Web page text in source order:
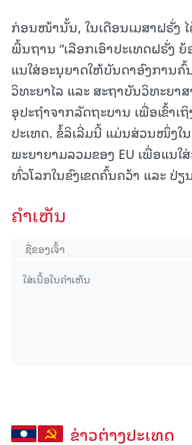
ກ່ອນໜ້ານັ້ນ, ໃນເດືອນເມສາຝຣັ່ງ
ພື້ນຖານ “ເລືອກເອົາປະເທດຝຣັ່ງ
ແນໃສ່ອະນຸຍາດໃຫ້ບັນດາອົງການຄົ້
ວິທະຍາໄລ ແລະ ສະຖາບັນວິທະຍາ
ອຸປະຖຳຈາກລັດຖະບານ ເພື່ອເຂົ້າເ
ປະເທດ. ຂໍ້ລິເລີ່ມນີ້ ແມ່ນສ່ວນໜຶ່ງໃ
ພະຍາຍາມລວມຂອງ EU ເພື່ອແນ
ທົ່ວໂລກໃນຂົງເຂດຄົ້ນຄວ້າ ແລະ ປ່
ຄໍາເຫັນ
ຂ່າວຕ່າງປະເທດ